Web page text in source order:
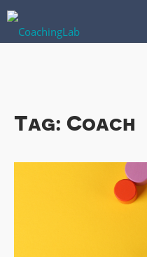
KONTAKT
Tag: Coach